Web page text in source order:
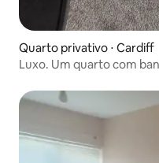
Quarto privativo ⋅ Cardiff
Luxo. Um quarto com